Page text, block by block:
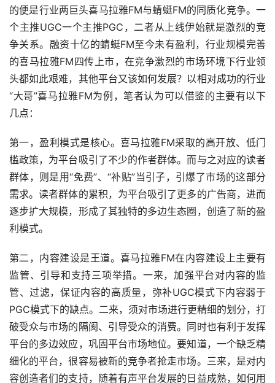
的便是行业两巨头喜马拉雅FM与蜻蜓FM的同质化竞争。一
个主推UGC一个主推PGC，二者从上线伊始就是激烈的竞
争关系。融资十亿的蜻蜓FM至今未有盈利，行业规模完善
的喜马拉雅FM四传上市，在竞争激烈的市场环境下行业领
头都如此艰难，其他平台又该如何发展？以相对成功的行业
“大哥”喜马拉雅FM为例，笔者认为可以借鉴的主要有以下
几点：
第一，盈利模式是核心。喜马拉雅FM采取的高开放、低门
槛政策，为平台吸引了不少的作者群体。而与之对应的读者
群体，则是用“免费”、“补贴”当引子，引爆了市场的这部分
需求。读者群体的累积，为平台吸引了更多的广告商，进而
逐步扩大规模，形成了其独特的多边生态圈，创造了新的盈
利模式。
第二，内容建设是王道。喜马拉雅FM在内容建设上主要有
监管、引导和支持三项举措。一来，加强平台对内容的监
管、过滤，保证内容的高质量，弥补UGC模式下内容弱于
PGC模式下的缺点。二来，须对市场进行更精细的划分，打
破受众与市场的隔阂、引导受众的消费。同时也有利于发挥
平台的多边效应，巩固平台市场地位。要知道，一个缺乏精
细化的平台，很容易被新的竞争者抢走市场。三来，是对内
容创造者们的支持，随着有声平台发展的日益成熟，如何用